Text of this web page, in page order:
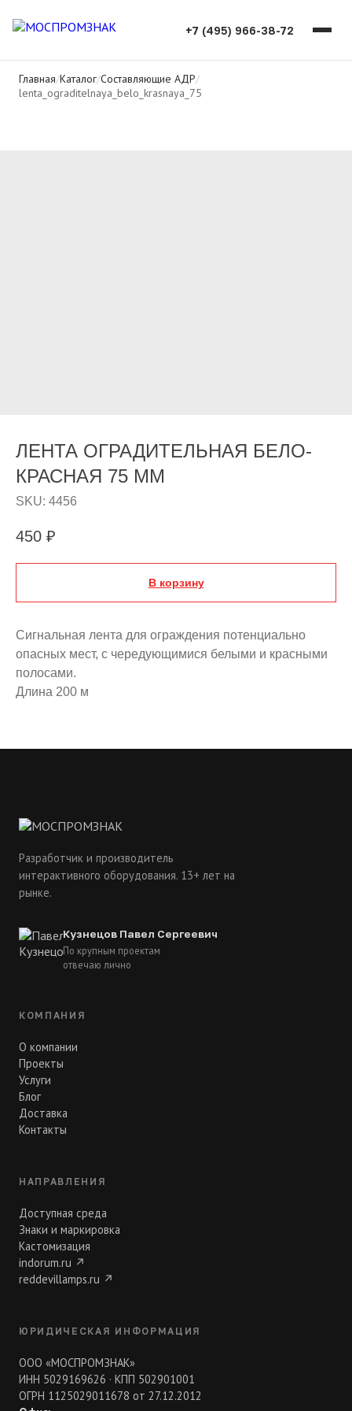
+7 (495) 966-38-72
Главная/Каталог/Составляющие АДР/
lenta_ograditelnaya_belo_krasnaya_75
ЛЕНТА ОГРАДИТЕЛЬНАЯ БЕЛО-
КРАСНАЯ 75 MM
SKU: 4456
450 ₽
В корзину
Сигнальная лента для ограждения потенциально
опасных мест, с чередующимися белыми и красными
полосами.
Длина 200 м
Разработчик и производитель
интерактивного оборудования. 13+ лет на
рынке.
Кузнецов Павел Сергеевич
По крупным проектам
отвечаю лично
КОМПАНИЯ
О компании
Проекты
Услуги
Блог
Доставка
Контакты
НАПРАВЛЕНИЯ
Доступная среда
Знаки и маркировка
Кастомизация
indorum.ru ↗
reddevillamps.ru ↗
ЮРИДИЧЕСКАЯ ИНФОРМАЦИЯ
ООО «МОСПРОМЗНАК»
ИНН 5029169626 · КПП 502901001
ОГРН 1125029011678 от 27.12.2012